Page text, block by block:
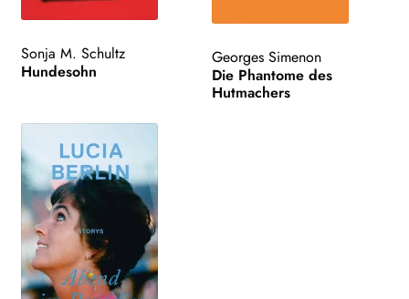
Sonja M. Schultz
Hundesohn
Georges Simenon
Die Phantome des
Hutmachers